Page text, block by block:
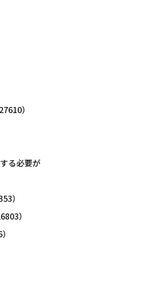
）
る必要が
）
）